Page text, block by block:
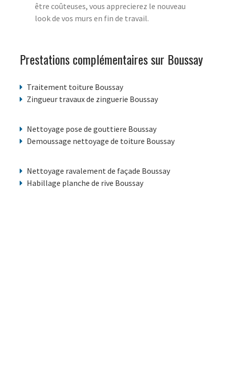
être coûteuses, vous apprecierez le nouveau
look de vos murs en fin de travail.
Prestations complémentaires sur Boussay
Traitement toiture Boussay
Zingueur travaux de zinguerie Boussay
Nettoyage pose de gouttiere Boussay
Demoussage nettoyage de toiture Boussay
Nettoyage ravalement de façade Boussay
Habillage planche de rive Boussay